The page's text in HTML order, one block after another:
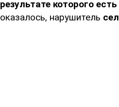
результате которого
оказалось, нарушитель